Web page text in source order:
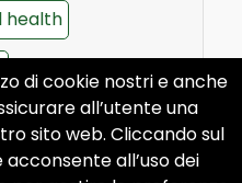
di cookie nostri e anche
all’utente una
sito web. Cliccando sul
all’uso dei
health